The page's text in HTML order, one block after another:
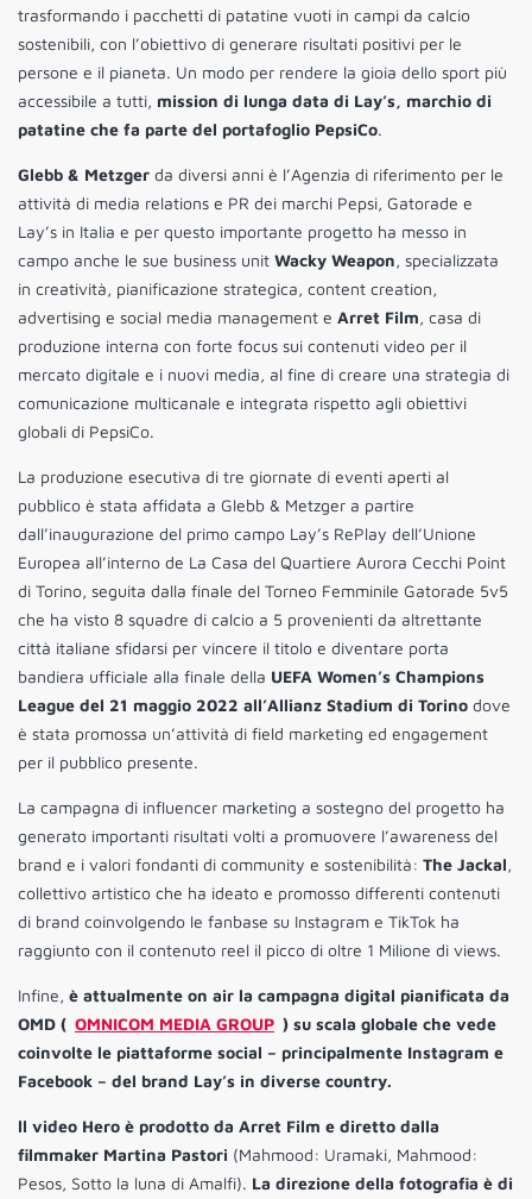
trasformando i pacchetti di patatine vuoti in campi da calcio
sostenibili, con l’obiettivo di generare risultati positivi per le
persone e il pianeta. Un modo per rendere la gioia dello sport più
accessibile a tutti, mission di lunga data di Lay’s, marchio di
patatine che fa parte del portafoglio PepsiCo.
Glebb & Metzger da diversi anni è l’Agenzia di riferimento per le
attività di media relations e PR dei marchi Pepsi, Gatorade e
Lay’s in Italia e per questo importante progetto ha messo in
campo anche le sue business unit Wacky Weapon, specializzata
in creatività, pianificazione strategica, content creation,
advertising e social media management e Arret Film, casa di
produzione interna con forte focus sui contenuti video per il
mercato digitale e i nuovi media, al fine di creare una strategia di
comunicazione multicanale e integrata rispetto agli obiettivi
globali di PepsiCo.
La produzione esecutiva di tre giornate di eventi aperti al
pubblico è stata affidata a Glebb & Metzger a partire
dall’inaugurazione del primo campo Lay’s RePlay dell’Unione
Europea all’interno de La Casa del Quartiere Aurora Cecchi Point
di Torino, seguita dalla finale del Torneo Femminile Gatorade 5v5
che ha visto 8 squadre di calcio a 5 provenienti da altrettante
città italiane sfidarsi per vincere il titolo e diventare porta
bandiera ufficiale alla finale della UEFA Women’s Champions
League del 21 maggio 2022 all’Allianz Stadium di Torino dove
è stata promossa un’attività di field marketing ed engagement
per il pubblico presente.
La campagna di influencer marketing a sostegno del progetto ha
generato importanti risultati volti a promuovere l’awareness del
brand e i valori fondanti di community e sostenibilità: The Jackal,
collettivo artistico che ha ideato e promosso differenti contenuti
di brand coinvolgendo le fanbase su Instagram e TikTok ha
raggiunto con il contenuto reel il picco di oltre 1 Milione di views.
Infine, è attualmente on air la campagna digital pianificata da
OMD ( OMNICOM MEDIA GROUP ) su scala globale che vede
coinvolte le piattaforme social – principalmente Instagram e
Facebook – del brand Lay’s in diverse country.
ll video Hero è prodotto da Arret Film e diretto dalla
filmmaker Martina Pastori (Mahmood: Uramaki, Mahmood:
Pesos, Sotto la luna di Amalfi). La direzione della fotografia è di